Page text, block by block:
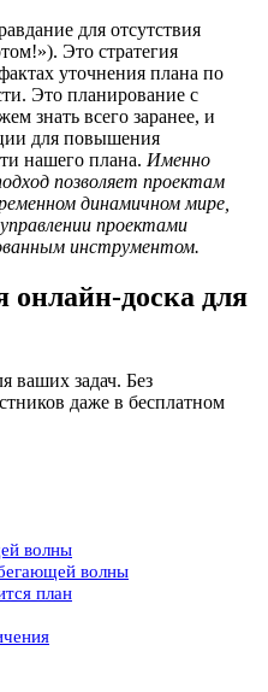
для отсутствия
Это стратегия
уточнения плана по
Это планирование с
знать всего заранее, и
для повышения
нашего плана. Именно
позволяет проектам
динамичном мире,
проектами
инструментом.
онлайн-доска для
ваших задач. Без
даже в бесплатном
волны
волны
план